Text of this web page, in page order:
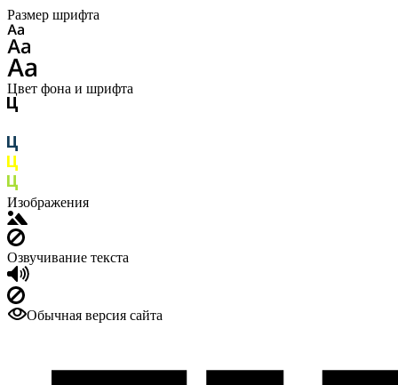
Размер шрифта
Цвет фона и шрифта
Изображения
Озвучивание текста
Обычная версия сайта